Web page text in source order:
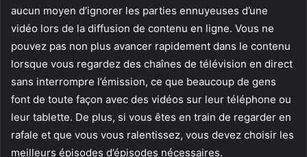
aucun moyen d’ignorer les parties ennuyeuses d’une
vidéo lors de la diffusion de contenu en ligne. Vous ne
pouvez pas non plus avancer rapidement dans le contenu
lorsque vous regardez des chaînes de télévision en direct
sans interrompre l’émission, ce que beaucoup de gens
font de toute façon avec des vidéos sur leur téléphone ou
leur tablette. De plus, si vous êtes en train de regarder en
rafale et que vous vous ralentissez, vous devez choisir les
meilleurs épisodes d’épisodes nécessaires.